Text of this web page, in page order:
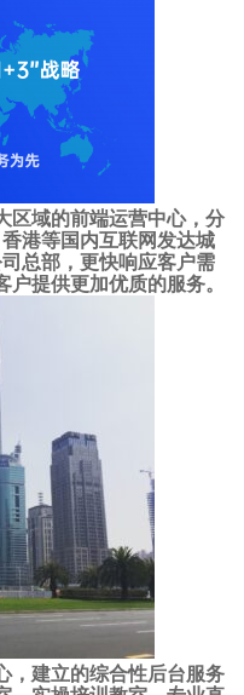
区域的前端运营中心，分
港等国内互联网发达城
总部，更快响应客户需
提供更加优质的服务。
，建立的综合性后台服务